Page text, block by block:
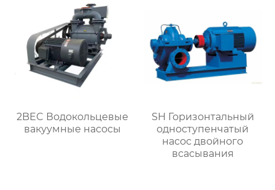
2BEC Водокольцевые
вакуумные насосы
SH Горизонтальный
одноступенчатый
насос двойного
всасывания